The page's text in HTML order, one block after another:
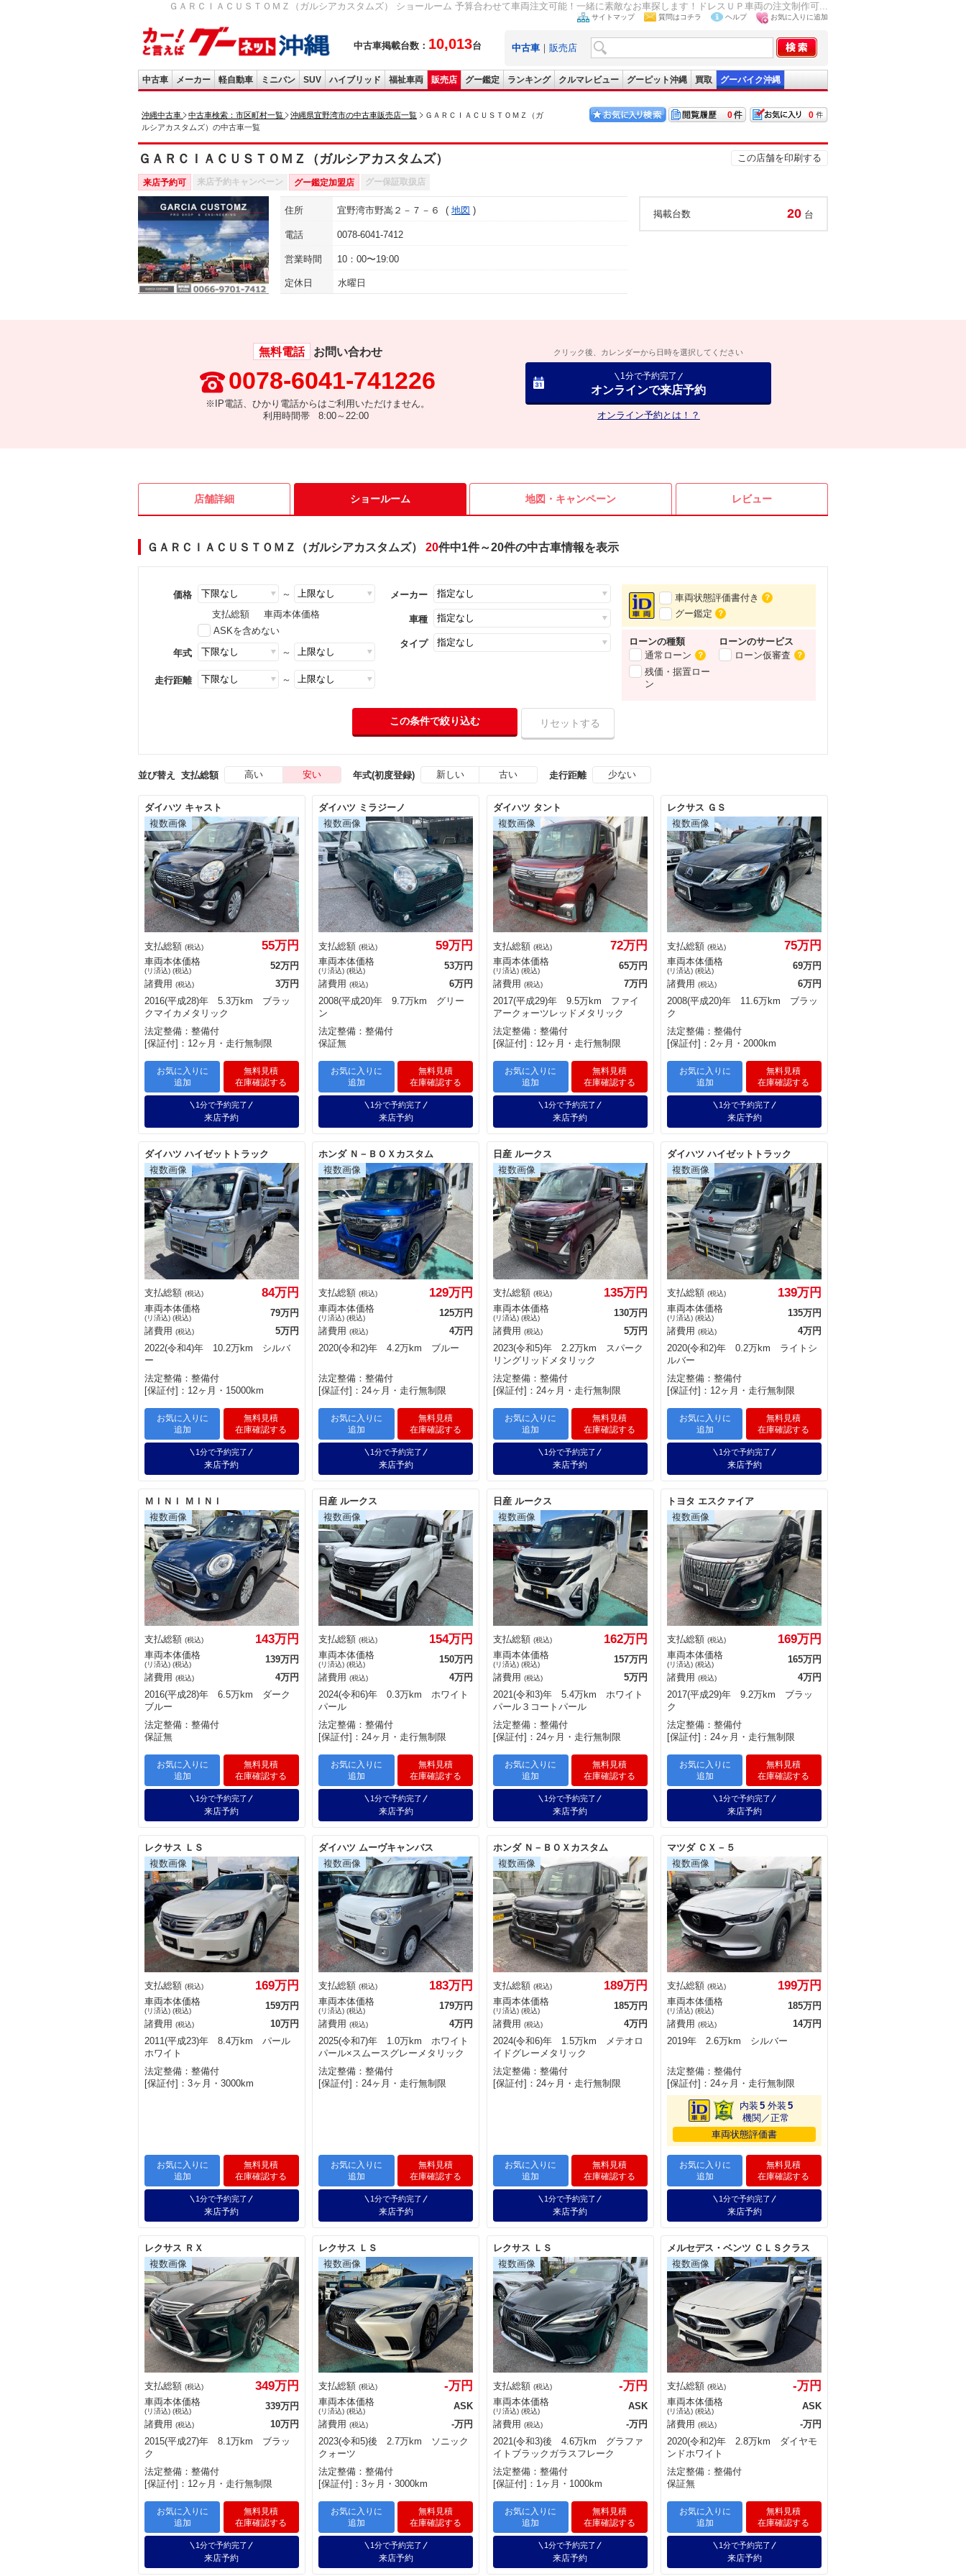
ＧＡＲＣＩＡＣＵＳＴＯＭＺ（ガルシアカスタムズ） ショールーム 予算合わせて車両注文可能！一緒に素敵なお車探します！ドレスＵＰ車両の注文制作可...
中古車掲載台数： 10,013台
サイトマップ 質問はコチラ ヘルプ お気に入りに追加
中古車 ｜ 販売店
中古車 メーカー 軽自動車 ミニバン SUV ハイブリッド 福祉車両 販売店 グー鑑定 ランキング クルマレビュー グーピット沖縄 買取 グーバイク沖縄
沖縄中古車 中古車検索：市区町村一覧 沖縄県宜野湾市の中古車販売店一覧
ＧＡＲＣＩＡＣＵＳＴＯＭＺ（ガ
ルシアカスタムズ）の中古車一覧
0
0
ＧＡＲＣＩＡＣＵＳＴＯＭＺ（ガルシアカスタムズ） この店舗を印刷する
来店予約可 来店予約キャンペーン グー鑑定加盟店 グー保証取扱店
住所 宜野湾市野嵩２－７－６ 地図
電話 0078-6041-7412
営業時間 10：00〜19:00
定休日 水曜日
掲載台数 20 台
無料電話 お問い合わせ
0078-6041-741226
※IP電話、ひかり電話からはご利用いただけません。
利用時間帯 8:00～22:00
クリック後、カレンダーから日時を選択してください
1分で予約完了
オンラインで来店予約
オンライン予約とは！？
店舗詳細 ショールーム 地図・ キャンペーン レビュー
ＧＡＲＣＩＡＣＵＳＴＯＭＺ（ガルシアカスタムズ） 20件中1件～20件の中古車情報を表示
価格
～
支払総額
車両本体価格
ASKを含めない
年式 ～
走行距離 ～
メーカー
車種
タイプ
車両状態評価書付き ？
グー鑑定 ？
ローンの種類
通常ローン
？
残価・据置ロー
ン
ローンのサービス
ローン仮審査
？
並び替え 支払総額 高い 安い 年式(初度登録) 新しい 古い 走行距離 少ない
ダイハツ キャスト
支払総額 (税込) 55万円
車両本体価格
(リ済込) (税込)
52万円
諸費用 (税込)
3万円
2016(平成28)年 5.3万km ブラッ
クマイカメタリック
法定整備：整備付
[保証付]：12ヶ月・走行無制限
お気に入りに
追加
無料見積
在庫確認する
1分で予約完了
来店予約
ダイハツ ミラジーノ
支払総額 (税込) 59万円
車両本体価格
(リ済込) (税込)
53万円
諸費用 (税込)
6万円
2008(平成20)年 9.7万km グリー
ン
法定整備：整備付
保証無
お気に入りに
追加
無料見積
在庫確認する
1分で予約完了
来店予約
ダイハツ タント
支払総額 (税込) 72万円
車両本体価格
(リ済込) (税込)
65万円
諸費用 (税込)
7万円
2017(平成29)年 9.5万km ファイ
アークォーツレッドメタリック
法定整備：整備付
[保証付]：12ヶ月・走行無制限
お気に入りに
追加
無料見積
在庫確認する
1分で予約完了
来店予約
レクサス ＧＳ
支払総額 (税込) 75万円
車両本体価格
(リ済込) (税込)
69万円
諸費用 (税込)
6万円
2008(平成20)年 11.6万km ブラッ
ク
法定整備：整備付
[保証付]：2ヶ月・2000km
お気に入りに
追加
無料見積
在庫確認する
1分で予約完了
来店予約
ダイハツ ハイゼットトラック
支払総額 (税込) 84万円
車両本体価格
(リ済込) (税込)
79万円
諸費用 (税込)
5万円
2022(令和4)年 10.2万km シルバ
ー
法定整備：整備付
[保証付]：12ヶ月・15000km
お気に入りに
追加
無料見積
在庫確認する
1分で予約完了
来店予約
ホンダ Ｎ－ＢＯＸカスタム
支払総額 (税込) 129万円
車両本体価格
(リ済込) (税込)
125万円
諸費用 (税込)
4万円
2020(令和2)年 4.2万km ブルー
法定整備：整備付
[保証付]：24ヶ月・走行無制限
お気に入りに
追加
無料見積
在庫確認する
1分で予約完了
来店予約
日産 ルークス
支払総額 (税込) 135万円
車両本体価格
(リ済込) (税込)
130万円
諸費用 (税込)
5万円
2023(令和5)年 2.2万km スパーク
リングリッドメタリック
法定整備：整備付
[保証付]：24ヶ月・走行無制限
お気に入りに
追加
無料見積
在庫確認する
1分で予約完了
来店予約
ダイハツ ハイゼットトラック
支払総額 (税込) 139万円
車両本体価格
(リ済込) (税込)
135万円
諸費用 (税込)
4万円
2020(令和2)年 0.2万km ライトシ
ルバー
法定整備：整備付
[保証付]：12ヶ月・走行無制限
お気に入りに
追加
無料見積
在庫確認する
1分で予約完了
来店予約
ＭＩＮＩ ＭＩＮＩ
支払総額 (税込) 143万円
車両本体価格
(リ済込) (税込)
139万円
諸費用 (税込)
4万円
2016(平成28)年 6.5万km ダーク
ブルー
法定整備：整備付
保証無
お気に入りに
追加
無料見積
在庫確認する
1分で予約完了
来店予約
日産 ルークス
支払総額 (税込) 154万円
車両本体価格
(リ済込) (税込)
150万円
諸費用 (税込)
4万円
2024(令和6)年 0.3万km ホワイト
パール
法定整備：整備付
[保証付]：24ヶ月・走行無制限
お気に入りに
追加
無料見積
在庫確認する
1分で予約完了
来店予約
日産 ルークス
支払総額 (税込) 162万円
車両本体価格
(リ済込) (税込)
157万円
諸費用 (税込)
5万円
2021(令和3)年 5.4万km ホワイト
パール３コートパール
法定整備：整備付
[保証付]：24ヶ月・走行無制限
お気に入りに
追加
無料見積
在庫確認する
1分で予約完了
来店予約
トヨタ エスクァイア
支払総額 (税込) 169万円
車両本体価格
(リ済込) (税込)
165万円
諸費用 (税込)
4万円
2017(平成29)年 9.2万km ブラッ
ク
法定整備：整備付
[保証付]：24ヶ月・走行無制限
お気に入りに
追加
無料見積
在庫確認する
1分で予約完了
来店予約
レクサス ＬＳ
支払総額 (税込) 169万円
車両本体価格
(リ済込) (税込)
159万円
諸費用 (税込)
10万円
2011(平成23)年 8.4万km パール
ホワイト
法定整備：整備付
[保証付]：3ヶ月・3000km
お気に入りに
追加
無料見積
在庫確認する
1分で予約完了
来店予約
ダイハツ ムーヴキャンバス
支払総額 (税込) 183万円
車両本体価格
(リ済込) (税込)
179万円
諸費用 (税込)
4万円
2025(令和7)年 1.0万km ホワイト
パール×スムースグレーメタリック
法定整備：整備付
[保証付]：24ヶ月・走行無制限
お気に入りに
追加
無料見積
在庫確認する
1分で予約完了
来店予約
ホンダ Ｎ－ＢＯＸカスタム
支払総額 (税込) 189万円
車両本体価格
(リ済込) (税込)
185万円
諸費用 (税込)
4万円
2024(令和6)年 1.5万km メテオロ
イドグレーメタリック
法定整備：整備付
[保証付]：24ヶ月・走行無制限
お気に入りに
追加
無料見積
在庫確認する
1分で予約完了
来店予約
マツダ ＣＸ－５
支払総額 (税込) 199万円
車両本体価格
(リ済込) (税込)
185万円
諸費用 (税込)
14万円
2019年 2.6万km シルバー
法定整備：整備付
[保証付]：24ヶ月・走行無制限
内装 5 外装 5
機関／正常
車両状態評価書
お気に入りに
追加
無料見積
在庫確認する
1分で予約完了
来店予約
レクサス ＲＸ
支払総額 (税込) 349万円
車両本体価格
(リ済込) (税込)
339万円
諸費用 (税込)
10万円
2015(平成27)年 8.1万km ブラッ
ク
法定整備：整備付
[保証付]：12ヶ月・走行無制限
お気に入りに
追加
無料見積
在庫確認する
1分で予約完了
来店予約
レクサス ＬＳ
支払総額 (税込) -万円
車両本体価格
(リ済込) (税込)
ASK
諸費用 (税込)
-万円
2023(令和5)後 2.7万km ソニック
クォーツ
法定整備：整備付
[保証付]：3ヶ月・3000km
お気に入りに
追加
無料見積
在庫確認する
1分で予約完了
来店予約
レクサス ＬＳ
支払総額 (税込) -万円
車両本体価格
(リ済込) (税込)
ASK
諸費用 (税込)
-万円
2021(令和3)後 4.6万km グラファ
イトブラックガラスフレーク
法定整備：整備付
[保証付]：1ヶ月・1000km
お気に入りに
追加
無料見積
在庫確認する
1分で予約完了
来店予約
メルセデス・ベンツ ＣＬＳクラス
支払総額 (税込) -万円
車両本体価格
(リ済込) (税込)
ASK
諸費用 (税込)
-万円
2020(令和2)年 2.8万km ダイヤモ
ンドホワイト
法定整備：整備付
保証無
お気に入りに
追加
無料見積
在庫確認する
1分で予約完了
来店予約